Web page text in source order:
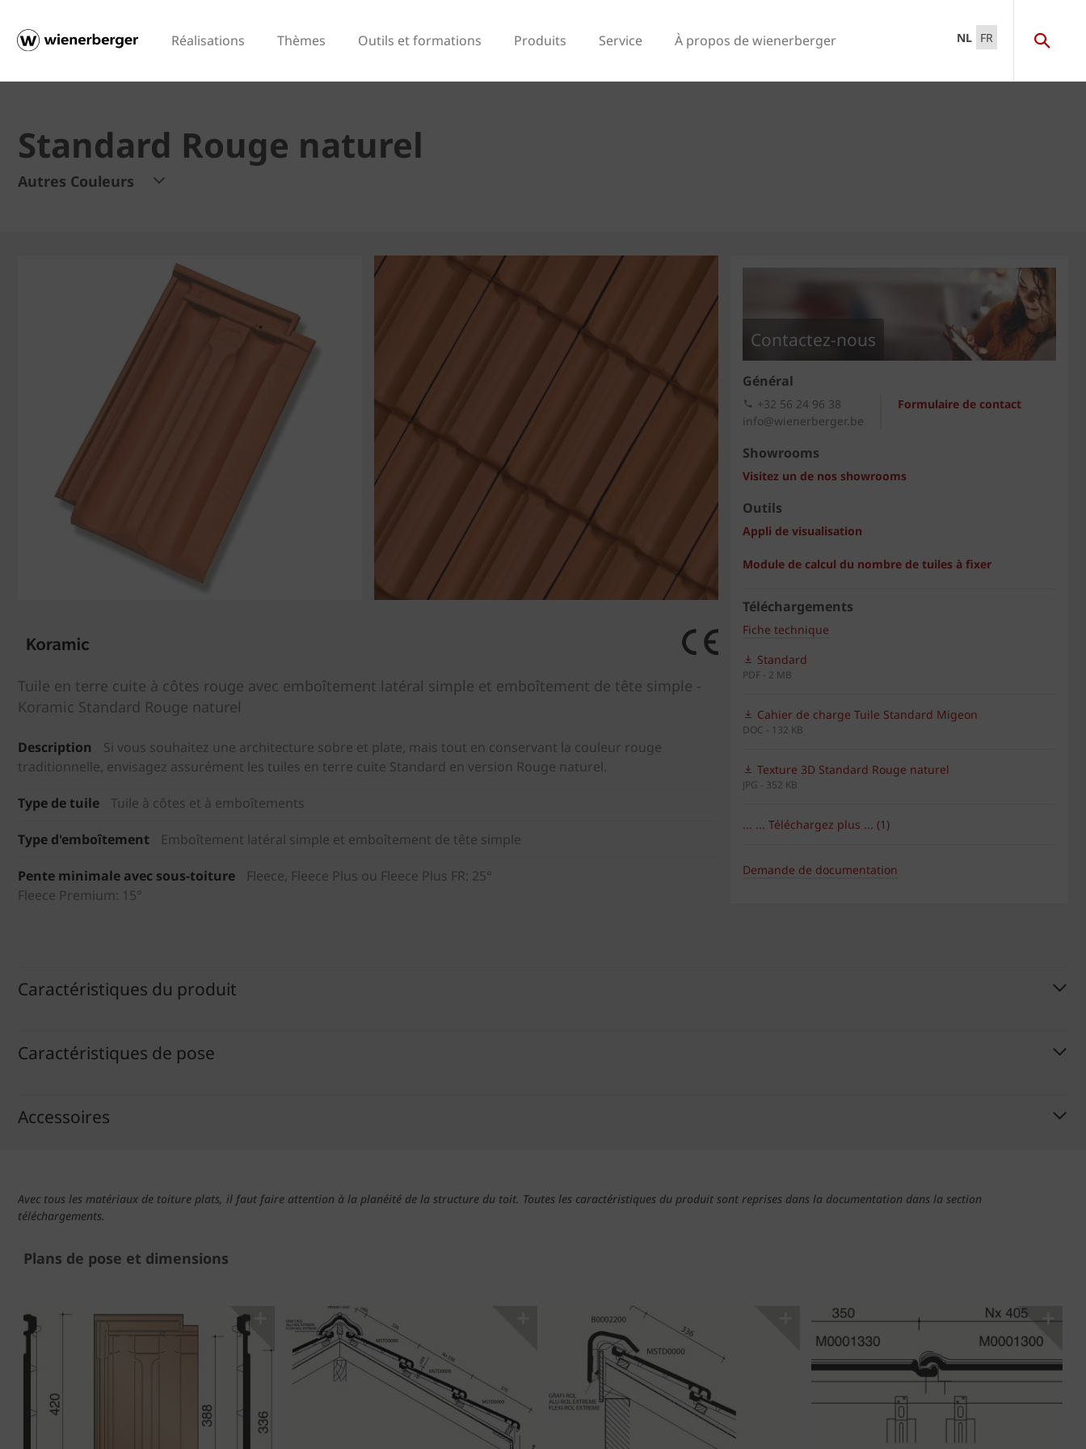
Réalisations Thèmes Outils et formations Produits Service À propos de wienerberger NL FR
Standard Rouge naturel
Autres Couleurs
Tuile en terre cuite à côtes rouge avec emboîtement latéral simple et emboîtement de tête simple -
Koramic Standard Rouge naturel
Description
Si vous souhaitez une architecture sobre et plate, mais tout en conservant la couleur rouge
traditionnelle, envisagez assurément les tuiles en terre cuite Standard en version Rouge naturel.
Type de tuile Tuile à côtes et à emboîtements
Type d'emboîtement Emboîtement latéral simple et emboîtement de tête simple
Pente minimale avec sous-toiture
Fleece, Fleece Plus ou Fleece Plus FR: 25°
Fleece Premium: 15°
Contactez-nous
Général
Formulaire de contact
+32 56 24 96 38
info@wienerberger.be
Showrooms
Visitez un de nos showrooms
Outils
Appli de visualisation
Module de calcul du nombre de tuiles à fixer
Téléchargements
Fiche technique
Standard
PDF - 2 MB
Cahier de charge Tuile Standard Migeon
DOC - 132 KB
Texture 3D Standard Rouge naturel
JPG - 352 KB
... ... Téléchargez plus ... (1)
Demande de documentation
Caractéristiques du produit
Caractéristiques de pose
Accessoires
Avec tous les matériaux de toiture plats, il faut faire attention à la planéité de la structure du toit. Toutes les caractéristiques du produit sont reprises dans la documentation dans la section
téléchargements.
Plans de pose et dimensions